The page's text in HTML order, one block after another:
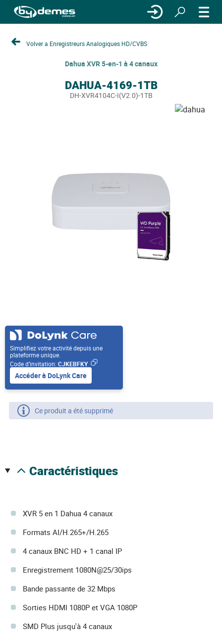
Volver a Enregistreurs Analogiques HD/CVBS
Dahua XVR 5-en-1 à 4 canaux
DAHUA-4169-1TB
DH-XVR4104C-I(V2.0)-1TB
Simplifiez votre activité depuis une
plateforme unique.
Code d’invitation: CJKEBFKY
Accéder à DoLynk Care
Ce produit a été supprimé
caractéristiques
XVR 5 en 1 Dahua 4 canaux
Formats AI/H.265+/H.265
4 canaux BNC HD + 1 canal IP
Enregistrement 1080N@25/30ips
Bande passante de 32 Mbps
Sorties HDMI 1080P et VGA 1080P
SMD Plus jusqu'à 4 canaux